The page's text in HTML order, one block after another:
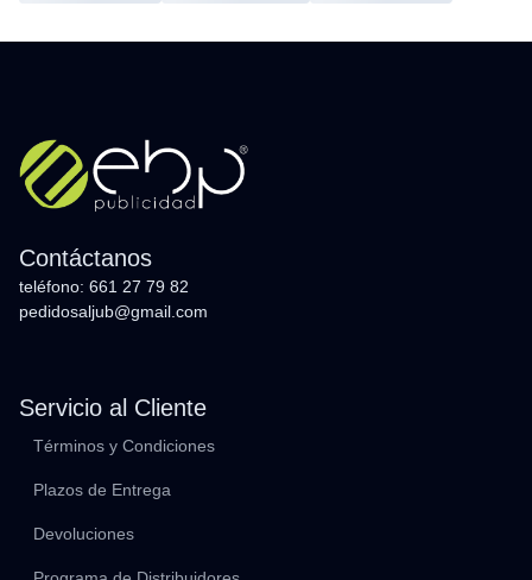
Contáctanos
teléfono: 661 27 79 82
pedidosaljub@gmail.com
Servicio al Cliente
Términos y Condiciones
Plazos de Entrega
Devoluciones